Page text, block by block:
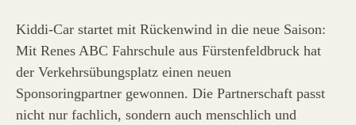
Kiddi-Car startet mit Rückenwind in die neue Saison:
Mit Renes ABC Fahrschule aus Fürstenfeldbruck hat
der Verkehrsübungsplatz einen neuen
Sponsoringpartner gewonnen. Die Partnerschaft passt
nicht nur fachlich, sondern auch menschlich und